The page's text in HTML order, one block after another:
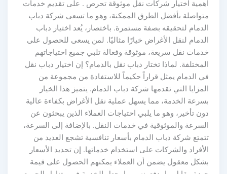
أهمية اختيار شركات نقل موثوقة تحرص . على تقديم خدمات
متواصلة بأفضل الطرق الممكنة، وهو ما تسعى شركة دباب
الدمام لتحقيقه بصفة مستمرة. باختصار، يُعد اختيار دباب
الدمام لنقل الأغراض خيارًا مثاليًا. لمن يسعى للحصول على
خدمات نقل سريعة، موثوقة وفعالة تلبي جميع احتياجاتهم
المختلفة. لماذا تختار دباب نقل بالدمام؟ إن اختيار دباب نقل
في الدمام يمثل قراراً حكيماً للاستفادة من مجموعة من
المزايا التي تقدمها شركة دباب الدمام. يتميز هذا الخيار
بسرعة الخدمة، مما يسهل عملية نقل الأغراض بكفاءة عالية
دون تأخير، وهو ما يلبي احتياجات العملاء الذين يبحثون عن
السرعة والموثوقية في خدمات النقل. بالإضافة إلى السرعة،
تتمتع شركة دباب الدمام بأسعار تنافسية تشجع العديد من
الأفراد والشركات على استخدام خدماتها. إن تحديد الأسعار
بشكل معقول يضمن أن العملاء يمكنهم الحصول على قيمة